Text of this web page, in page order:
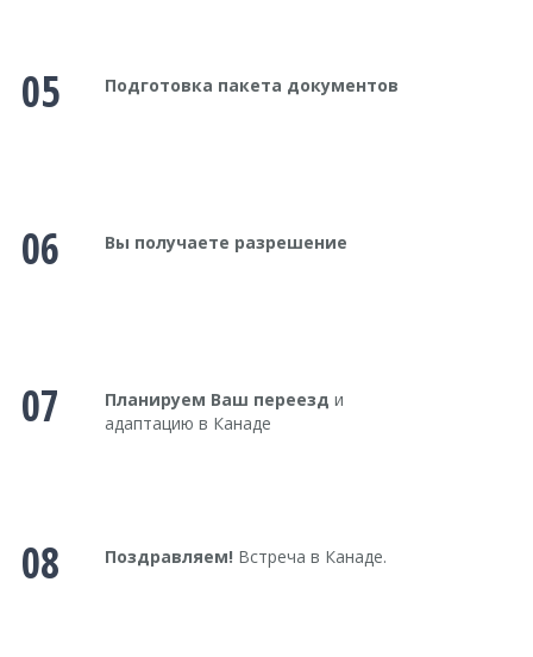
05 Подготовка пакета документов
06 Вы получаете разрешение
07 Планируем Ваш переезд и
адаптацию в Канаде
08 Поздравляем! Встреча в Канаде.